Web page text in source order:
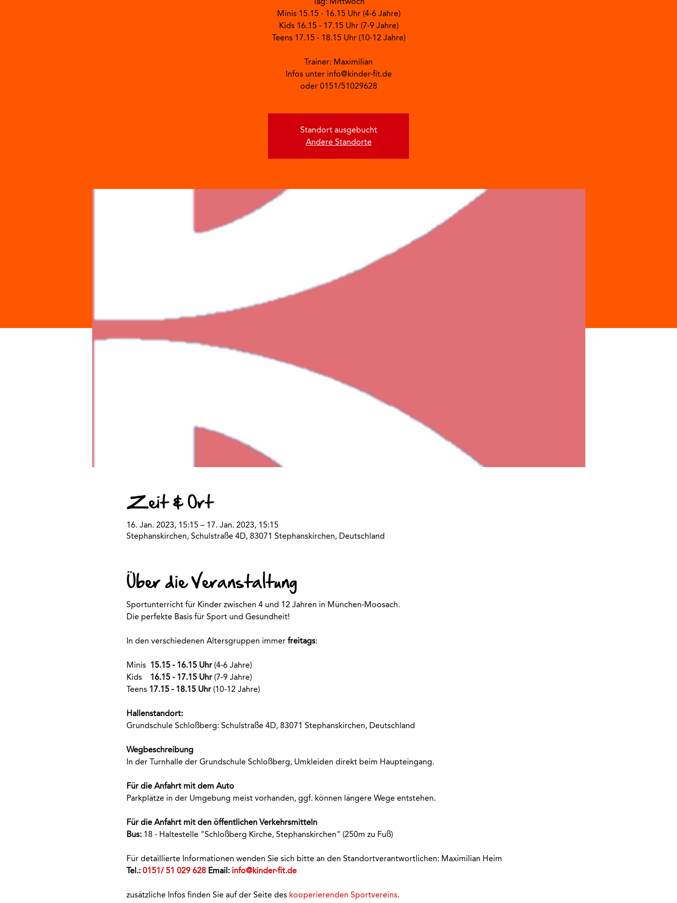
Minis 15.15 - 16.15 Uhr (4-6 Jahre)
Kids 16.15 - 17.15 Uhr (7-9 Jahre)
Teens 17.15 - 18.15 Uhr (10-12 Jahre)
Trainer: Maximilian
Infos unter info@kinder-fit.de
oder 0151/51029628
Standort ausgebucht
Andere Standorte
Zeit & Ort
16. Jan. 2023, 15:15 – 17. Jan. 2023, 15:15
Stephanskirchen, Schulstraße 4D, 83071 Stephanskirchen, Deutschland
Über die Veranstaltung
Sportunterricht für Kinder zwischen 4 und 12 Jahren in München-Moosach.
Die perfekte Basis für Sport und Gesundheit!
In den verschiedenen Altersgruppen immerfreitags:
Minis 15.15 - 16.15 Uhr(4-6 Jahre)
Kids 16.15 - 17.15 Uhr(7-9 Jahre)
Teens 17.15 - 18.15 Uhr(10-12 Jahre)
Hallenstandort:
Grundschule Schloßberg: Schulstraße 4D, 83071 Stephanskirchen, Deutschland
Wegbeschreibung
In der Turnhalle der Grundschule Schloßberg, Umkleiden direkt beim Haupteingang.
Für die Anfahrt mit dem Auto
Parkplätze in der Umgebung meist vorhanden, ggf. können längere Wege entstehen.
Für die Anfahrt mit den öffentlichen Verkehrsmitteln
Bus: 18 - Haltestelle "Schloßberg Kirche, Stephanskirchen" (250m zu Fuß)
Für detaillierte Informationen wenden Sie sich bitte an den Standortverantwortlichen: Maximilian Heim
Tel.: 0151/ 51 029 628Email: info@kinder-fit.de
zusätzliche Infos finden Sie auf der Seite des kooperierenden Sportvereins.